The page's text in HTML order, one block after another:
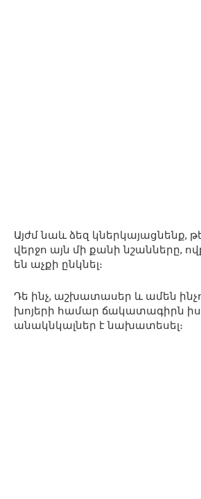
Այժմ նաև ձեզ կներկայացնենք,
վերջո այն մի քանի նշանները,
են աչքի ընկնել։
Դե ինչ, աշխատասեր և ամեն
խոյերի համար ճակատագիրն
անակնկալներ է նախատեսել։